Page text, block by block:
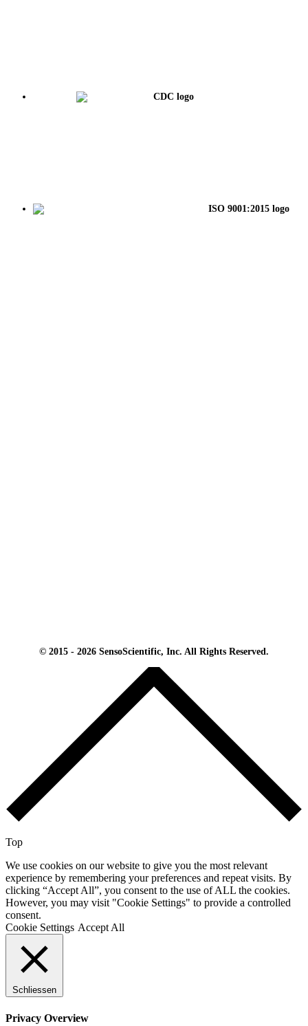
© 2015 - 2026 SensoScientific, Inc. All Rights Reserved.
Top
We use cookies on our website to give you the most relevant
experience by remembering your preferences and repeat visits. By
clicking “Accept All”, you consent to the use of ALL the cookies.
However, you may visit "Cookie Settings" to provide a controlled
consent.
Cookie Settings Accept All
Schliessen
Privacy Overview